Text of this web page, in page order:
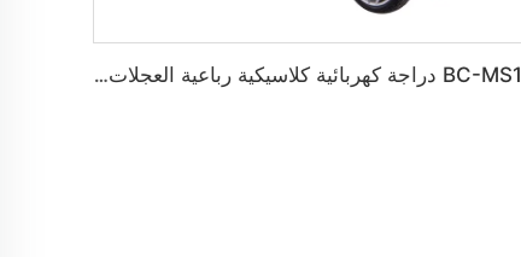
BC-MS120 دراجة كهربائية كلاسيكية رباعية العجلات للطرق الوعنة لكبار السن